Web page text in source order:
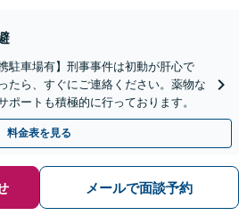
駐車場有】刑事事件は初動が肝心で
たら、すぐにご連絡ください。薬物な
ポートも積極的に行っております。
料金表を見る
メールで面談予約